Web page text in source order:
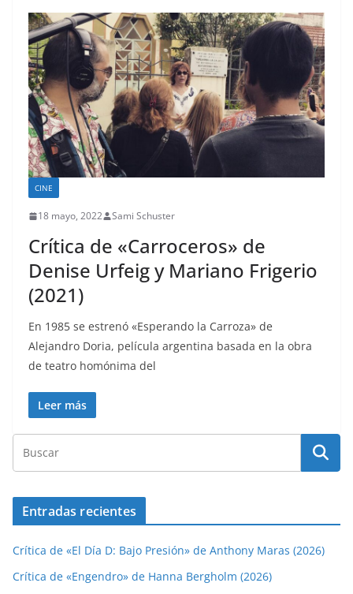
CINE
18 mayo, 2022 Sami Schuster
Crítica de «Carroceros» de
Denise Urfeig y Mariano Frigerio
(2021)
En 1985 se estrenó «Esperando la Carroza» de
Alejandro Doria, película argentina basada en la obra
de teatro homónima del
Leer más
Entradas recientes
Crítica de «El Día D: Bajo Presión» de Anthony Maras (2026)
Crítica de «Engendro» de Hanna Bergholm (2026)